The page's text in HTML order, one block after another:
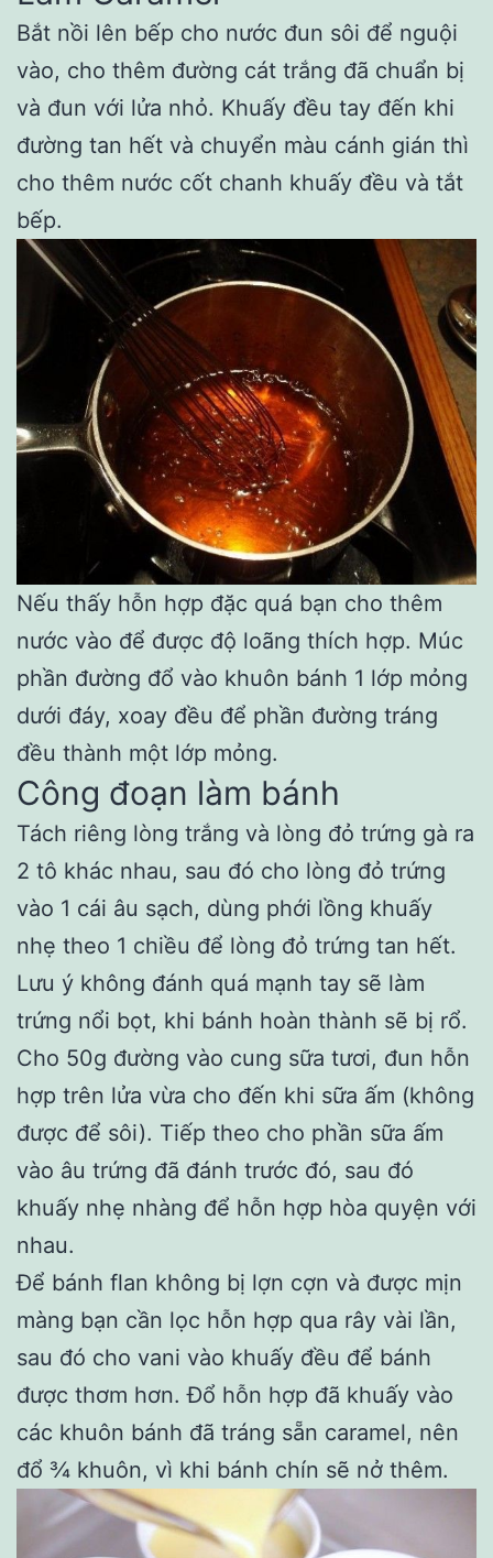
Bắt nồi lên bếp cho nước đun sôi để nguội
vào, cho thêm đường cát trắng đã chuẩn bị
và đun với lửa nhỏ. Khuấy đều tay đến khi
đường tan hết và chuyển màu cánh gián thì
cho thêm nước cốt chanh khuấy đều và tắt
bếp.
Nếu thấy hỗn hợp đặc quá bạn cho thêm
nước vào để được độ loãng thích hợp. Múc
phần đường đổ vào khuôn bánh 1 lớp mỏng
dưới đáy, xoay đều để phần đường tráng
đều thành một lớp mỏng.
Công đoạn làm bánh
Tách riêng lòng trắng và lòng đỏ trứng gà ra
2 tô khác nhau, sau đó cho lòng đỏ trứng
vào 1 cái âu sạch, dùng phới lồng khuấy
nhẹ theo 1 chiều để lòng đỏ trứng tan hết.
Lưu ý không đánh quá mạnh tay sẽ làm
trứng nổi bọt, khi bánh hoàn thành sẽ bị rổ.
Cho 50g đường vào cung sữa tươi, đun hỗn
hợp trên lửa vừa cho đến khi sữa ấm (không
được để sôi). Tiếp theo cho phần sữa ấm
vào âu trứng đã đánh trước đó, sau đó
khuấy nhẹ nhàng để hỗn hợp hòa quyện với
nhau.
Để bánh flan không bị lợn cợn và được mịn
màng bạn cần lọc hỗn hợp qua rây vài lần,
sau đó cho vani vào khuấy đều để bánh
được thơm hơn. Đổ hỗn hợp đã khuấy vào
các khuôn bánh đã tráng sẵn caramel, nên
đổ ¾ khuôn, vì khi bánh chín sẽ nở thêm.